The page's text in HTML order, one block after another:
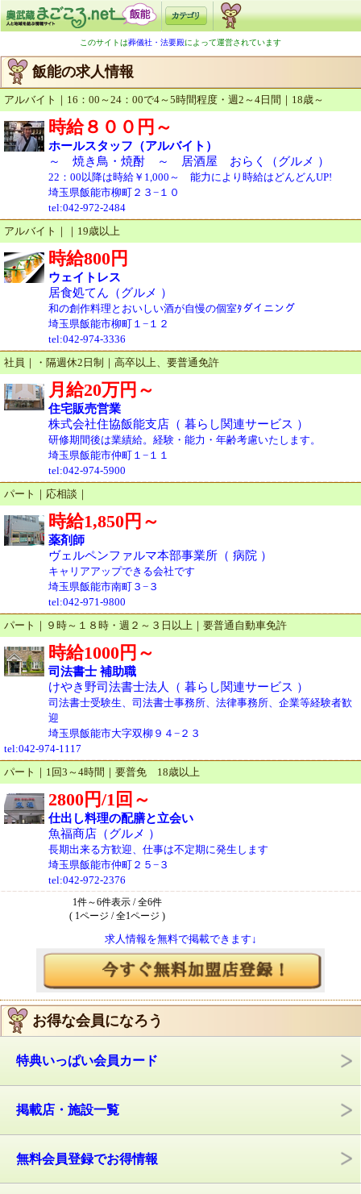
このサイトは葬儀社・法要殿によって運営されています
飯能の求人情報
アルバイト｜16：00～24：00で4～5時間程度・週2～4日間｜18歳～
時給８００円～
ホールスタッフ（アルバイト）
～ 焼き鳥・焼酎 ～ 居酒屋 おらく（グルメ ）
22：00以降は時給￥1,000～ 能力により時給はどんどんUP!
埼玉県飯能市柳町２３−１０
tel:042-972-2484
アルバイト｜｜19歳以上
時給800円
ウェイトレス
居食処てん（グルメ ）
和の創作料理とおいしい酒が自慢の個室ﾀダイニング
埼玉県飯能市柳町１−１２
tel:042-974-3336
社員｜・隔週休2日制｜高卒以上、要普通免許
月給20万円～
住宅販売営業
株式会社住協飯能支店（ 暮らし関連サービス ）
研修期間後は業績給。経験・能力・年齢考慮いたします。
埼玉県飯能市仲町１−１１
tel:042-974-5900
パート｜応相談｜
時給1,850円～
薬剤師
ヴェルペンファルマ本部事業所（ 病院 ）
キャリアアップできる会社です
埼玉県飯能市南町３−３
tel:042-971-9800
パート｜９時～１８時・週２～３日以上｜要普通自動車免許
時給1000円～
司法書士 補助職
けやき野司法書士法人（ 暮らし関連サービス ）
司法書士受験生、司法書士事務所、法律事務所、企業等経験者歓
迎
埼玉県飯能市大字双柳９４−２３
tel:042-974-1117
パート｜1回3～4時間｜要普免 18歳以上
2800円/1回～
仕出し料理の配膳と立会い
魚福商店（グルメ ）
長期出来る方歓迎、仕事は不定期に発生します
埼玉県飯能市仲町２５−３
tel:042-972-2376
1件～6件表示 / 全6件
( 1ページ / 全1ページ )
求人情報を無料で掲載できます↓
お得な会員になろう
特典いっぱい会員カード
掲載店・施設一覧
無料会員登録でお得情報